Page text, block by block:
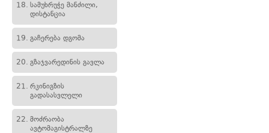
18. სამუხრუჭე მანძილი,
დისტანცია
19. გაჩერება დგომა
20. გზაჯვარედინის გავლა
21. რკინიგზის
გადასასვლელი
22. მოძრაობა
ავტომაგისტრალზე